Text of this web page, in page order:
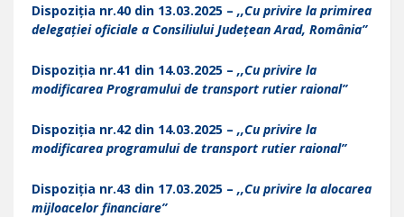
Dispoziția nr.40 din 13.03.2025 – ,,Cu privire la primirea
delegației oficiale a Consiliului Județean Arad, România”
Dispoziția nr.41 din 14.03.2025 – ,,Cu privire la
modificarea Programului de transport rutier raional”
Dispoziția nr.42 din 14.03.2025 – ,,Cu privire la
modificarea programului de transport rutier raional”
Dispoziția nr.43 din 17.03.2025 – ,,Cu privire la alocarea
mijloacelor financiare”